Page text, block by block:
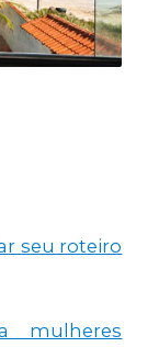
seu roteiro
mulheres